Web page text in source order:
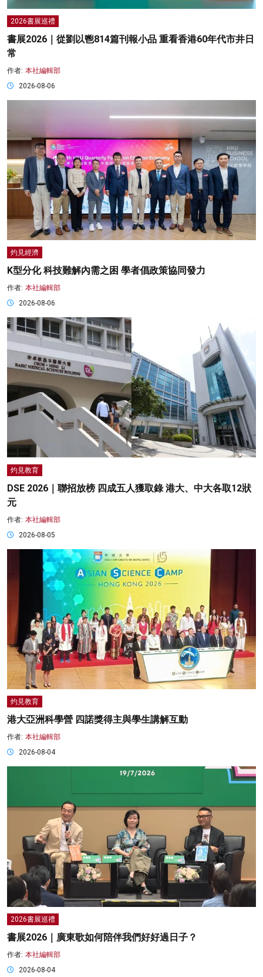
2026書展巡禮
書展2026｜從劉以鬯814篇刊報小品 重看香港60年代市井日
常
作者: 本社編輯部
2026-08-06
灼見經濟
K型分化 科技難解內需之困 學者倡政策協同發力
作者: 本社編輯部
2026-08-06
灼見教育
DSE 2026｜聯招放榜 四成五人獲取錄 港大、中大各取12狀
元
作者: 本社編輯部
2026-08-05
灼見教育
港大亞洲科學營 四諾獎得主與學生講解互動
作者: 本社編輯部
2026-08-04
2026書展巡禮
書展2026｜廣東歌如何陪伴我們好好過日子？
作者: 本社編輯部
2026-08-04